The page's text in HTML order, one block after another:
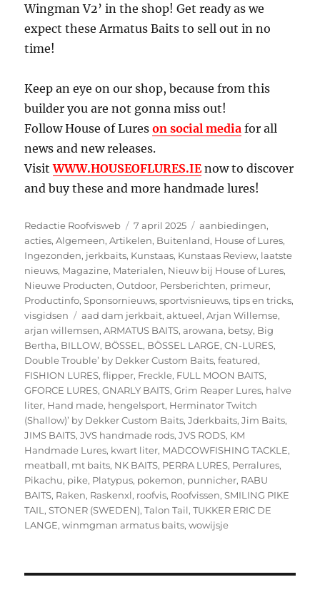
Wingman V2’ in the shop! Get ready as we
expect these Armatus Baits to sell out in no
time!
Keep an eye on our shop, because from this
builder you are not gonna miss out!
Follow House of Lureson social media for all
news and new releases.
VisitWWW.HOUSEOFLURES.IEnow to discover
and buy these and more handmade lures!
Auteur
Redactie Roofvisweb
Geplaatst
op
7 april 2025 Categorieën
aanbiedingen,
acties,Algemeen,Artikelen, Buitenland, House of Lures,
Ingezonden, jerkbaits, Kunstaas, Kunstaas Review, laatste
nieuws, Magazine, Materialen, Nieuw bij House of Lures,
Nieuwe Producten,Outdoor, Persberichten, primeur,
Productinfo,Sponsornieuws,sportvisnieuws,tips en tricks,
visgidsen
Tags
aad dam jerkbait,aktueel,Arjan Willemse,
arjan willemsen,ARMATUS BAITS,arowana, betsy, Big
Bertha, BILLOW, BÖSSEL , BÖSSEL LARGE,CN-LURES,
Double Trouble’ by Dekker Custom Baits,featured,
FISHION LURES,flipper, Freckle, FULL MOON BAITS,
GFORCE LURES,GNARLY BAITS,Grim Reaper Lures, halve
liter, Hand made, hengelsport, Herminator Twitch
(Shallow)’ by Dekker Custom Baits,Jderkbaits,Jim Baits,
JIMS BAITS,JVS handmade rods,JVS RODS, KM
Handmade Lures, kwart liter, MADCOWFISHING TACKLE,
meatball, mt baits, NK BAITS, PERRA LURES, Perralures,
Pikachu, pike, Platypus, pokemon, punnicher, RABU
BAITS, Raken, Raskenxl, roofvis, Roofvissen,SMILING PIKE
TAIL ,STONER (SWEDEN),Talon Tail,TUKKER ERIC DE
LANGE,winmgman armatus baits,wowijsje